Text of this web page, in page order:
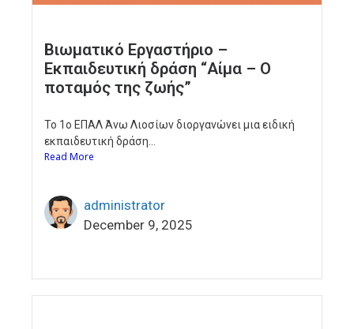
Βιωματικό Εργαστήριο –
Εκπαιδευτική δράση “Αίμα – Ο
ποταμός της ζωής”
Το 1ο ΕΠΑΛ Άνω Λιοσίων διοργανώνει μια ειδική
εκπαιδευτική δράση...
Read More
administrator
December 9, 2025